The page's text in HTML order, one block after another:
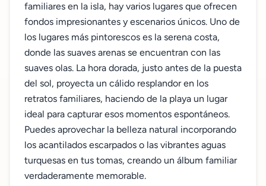
familiares en la isla, hay varios lugares que ofrecen
fondos impresionantes y escenarios únicos. Uno de
los lugares más pintorescos es la serena costa,
donde las suaves arenas se encuentran con las
suaves olas. La hora dorada, justo antes de la puesta
del sol, proyecta un cálido resplandor en los
retratos familiares, haciendo de la playa un lugar
ideal para capturar esos momentos espontáneos.
Puedes aprovechar la belleza natural incorporando
los acantilados escarpados o las vibrantes aguas
turquesas en tus tomas, creando un álbum familiar
verdaderamente memorable.